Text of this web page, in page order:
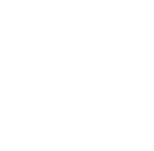
즘 우리가 반드시 알아야 할, 우리에
말한다. 『요즘 역사』 근대 편은 흥선
년부터 1910년 대한제국이 국권을 박
를 읽기 쉽고 재밌게 풀어 썼다. 그리
끄러울 수밖에 없는지 황현필의 시선
까운 역사인 요즘 역사를 알고 싶다면,
통해 삶에 대한 올바른 방향을 설정할